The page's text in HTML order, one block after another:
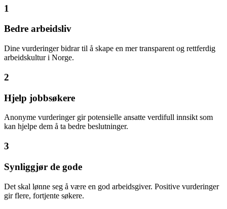
1
Bedre arbeidsliv
Dine vurderinger bidrar til å skape en mer transparent og rettferdig
arbeidskultur i Norge.
2
Hjelp jobbsøkere
Anonyme vurderinger gir potensielle ansatte verdifull innsikt som
kan hjelpe dem å ta bedre beslutninger.
3
Synliggjør de gode
Det skal lønne seg å være en god arbeidsgiver. Positive vurderinger
gir flere, fortjente søkere.